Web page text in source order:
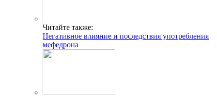
Читайте также:
Негативное влияние и последствия употребления
мефедрона